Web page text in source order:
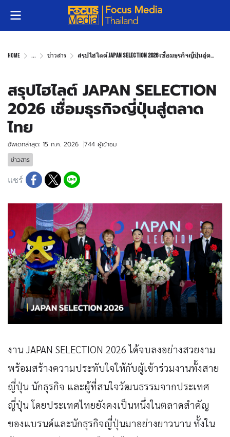
Home ... ข่าวสาร สรุปไฮไลต์ JAPAN SELECTION 2026 เชื่อมธุรกิจญี่ปุ่นสู่ตลาดไทย
สรุปไฮไลต์ JAPAN SELECTION
2026 เชื่อมธุรกิจญี่ปุ่นสู่ตลาด
ไทย
อัพเดทล่าสุด: 15 ก.ค. 2026
744 ผู้เข้าชม
ข่าวสาร
แชร์
งาน JAPAN SELECTION 2026 ได้จบลงอย่างสวยงาม
พร้อมสร้างความประทับใจให้กับผู้เข้าร่วมงานทั้งสาย
ญี่ปุ่น นักธุรกิจ และผู้ที่สนใจวัฒนธรรมจากประเทศ
ญี่ปุ่น โดยประเทศไทยยังคงเป็นหนึ่งในตลาดสำคัญ
ของแบรนด์และนักธุรกิจญี่ปุ่นมาอย่างยาวนาน ทั้งใน